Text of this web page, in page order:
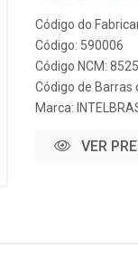
Código do
Código: 590006
Código NCM:
Código de Barras
Marca:
VER